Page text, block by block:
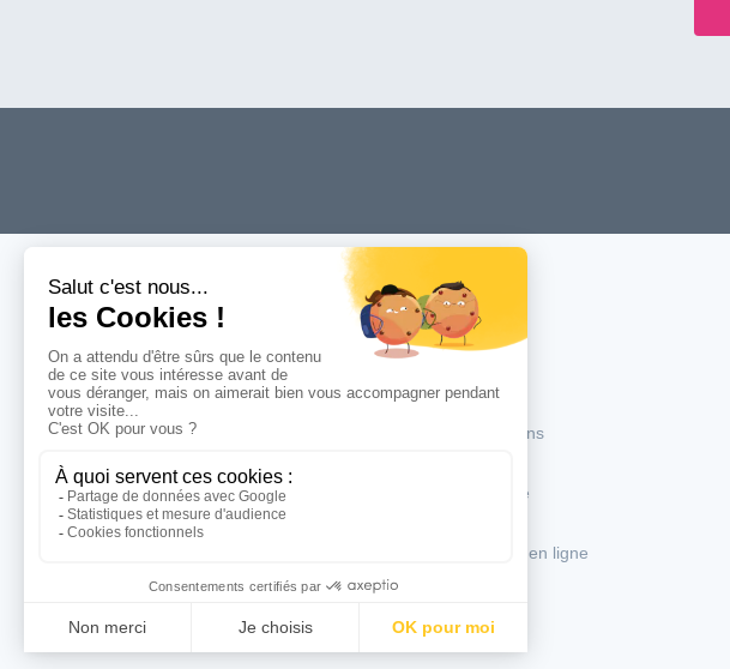
Tél : 03 83 32 12 36
Fax :
Dynapôle ZI Fléville
225 rue Edouard Michelin
54710 Fléville
Menu
Accueil
Produits
Réalisations
Entreprise
Paiement en ligne